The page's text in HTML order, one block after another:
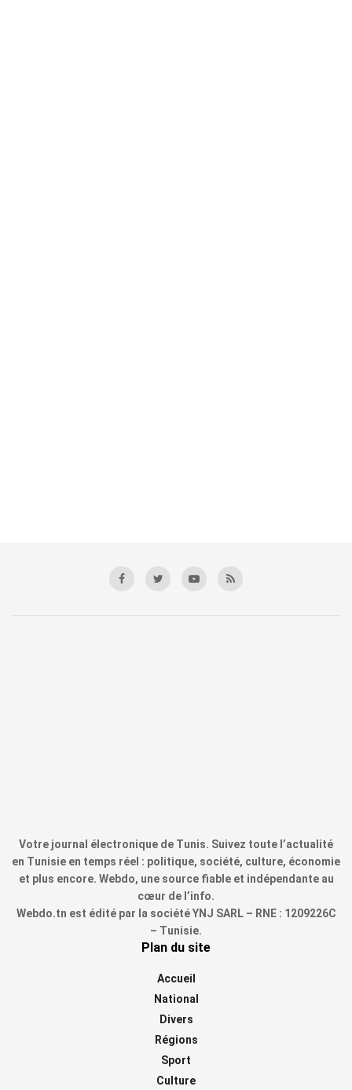
Votre journal électronique de Tunis. Suivez toute l’actualité
en Tunisie en temps réel : politique, société, culture, économie
et plus encore. Webdo, une source fiable et indépendante au
cœur de l’info.
Webdo.tn est édité par la société YNJ SARL – RNE : 1209226C
– Tunisie.
Plan du site
Accueil
National
Divers
Régions
Sport
Culture